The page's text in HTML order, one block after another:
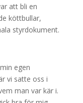
att bli en
köttbullar,
styrdokument.
egen
vi satte oss i
man var kär i.